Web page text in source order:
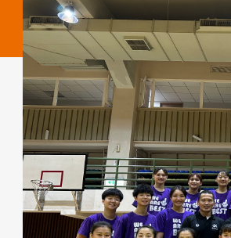
戰績排行
球隊資訊
選手資訊
數據統計
歷屆冠軍
戰績排行
球隊資訊
選手資訊
數據統計
歷屆冠軍